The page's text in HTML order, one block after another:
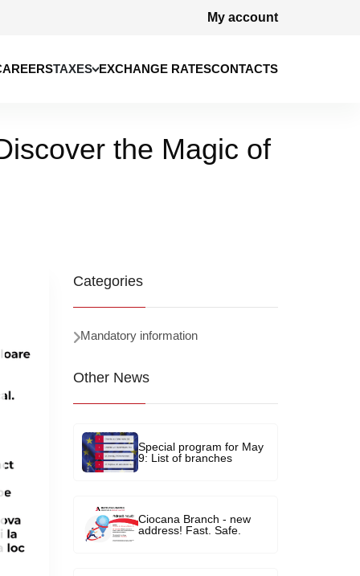
My account
TAXES EXCHANGE RATESCONTACTS
the Magic of
Categories
Mandatory information
Other News
Image
Special program for May
9: List of branches
operating
Image
Ciocana Branch - new
address! Fast. Safe.